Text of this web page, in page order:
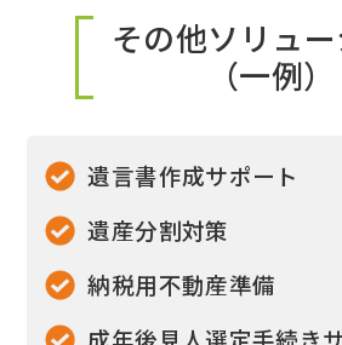
その他ソリュ
（一例）
遺言書作成サポート
遺産分割対策
納税用不動産準備